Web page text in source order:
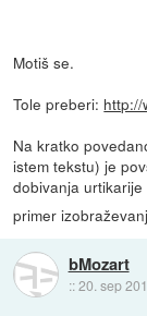
Motiš se.
Tole preberi: http://
Na kratko
istem tekstu) je
dobivanja
primer
bMozart
::20. sep